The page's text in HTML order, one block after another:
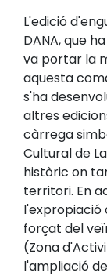
L'edició
DANA, que
va portar la
aquesta
s'ha
altres
càrrega
Cultural de
històric on
territori. En
l'expropiació
forçat del
(Zona
l'ampliació